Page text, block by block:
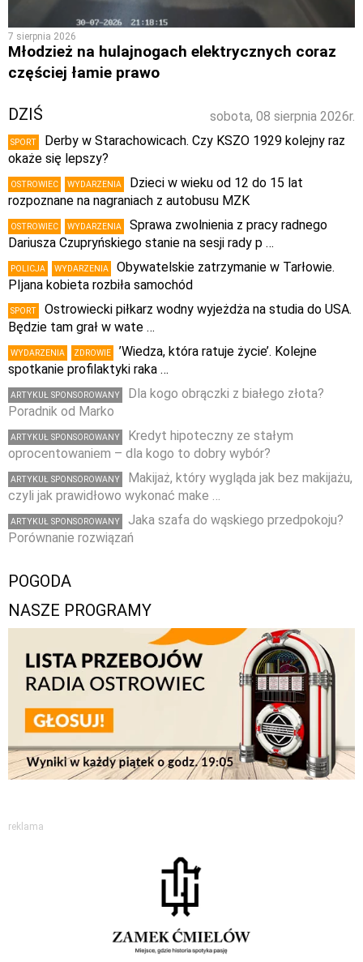
7 sierpnia 2026
Młodzież na hulajnogach elektrycznych coraz
częściej łamie prawo
sobota, 08 sierpnia 2026r.
DZIŚ
SPORT
Derby w Starachowicach. Czy KSZO 1929 kolejny raz
okaże się lepszy?
OSTROWIEC WYDARZENIA
Dzieci w wieku od 12 do 15 lat
rozpoznane na nagraniach z autobusu MZK
OSTROWIEC WYDARZENIA
Sprawa zwolnienia z pracy radnego
Dariusza Czupryńskiego stanie na sesji rady p …
POLICJA WYDARZENIA
Obywatelskie zatrzymanie w Tarłowie.
PIjana kobieta rozbiła samochód
SPORT
Ostrowiecki piłkarz wodny wyjeżdża na studia do USA.
Będzie tam grał w wate …
WYDARZENIA ZDROWIE
’Wiedza, która ratuje życie’. Kolejne
spotkanie profilaktyki raka …
ARTYKUŁ SPONSOROWANY
Dla kogo obrączki z białego złota?
Poradnik od Marko
ARTYKUŁ SPONSOROWANY
Kredyt hipoteczny ze stałym
oprocentowaniem – dla kogo to dobry wybór?
ARTYKUŁ SPONSOROWANY
Makijaż, który wygląda jak bez makijażu,
czyli jak prawidłowo wykonać make …
ARTYKUŁ SPONSOROWANY
Jaka szafa do wąskiego przedpokoju?
Porównanie rozwiązań
POGODA
NASZE PROGRAMY
reklama